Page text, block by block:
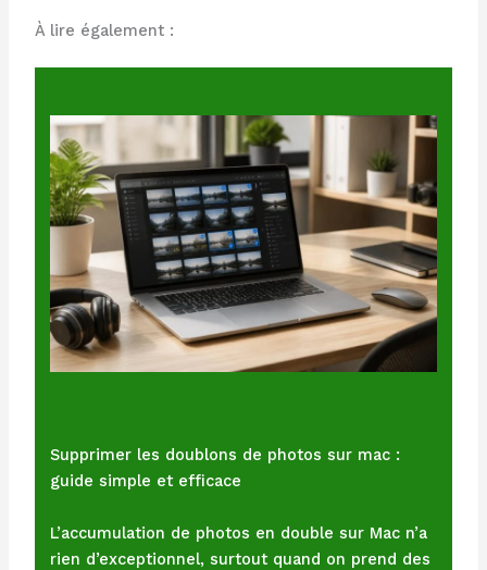
À lire également :
Supprimer les doublons de photos sur mac :
guide simple et efficace
L’accumulation de photos en double sur Mac n’a
rien d’exceptionnel, surtout quand on prend des